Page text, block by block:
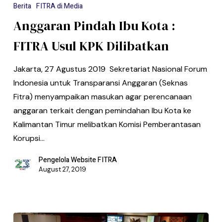
Berita FITRA di Media
Anggaran Pindah Ibu Kota :
FITRA Usul KPK Dilibatkan
Jakarta, 27 Agustus 2019 Sekretariat Nasional Forum
Indonesia untuk Transparansi Anggaran (Seknas
Fitra) menyampaikan masukan agar perencanaan
anggaran terkait dengan pemindahan Ibu Kota ke
Kalimantan Timur melibatkan Komisi Pemberantasan
Korupsi…
Pengelola Website FITRA
August 27, 2019